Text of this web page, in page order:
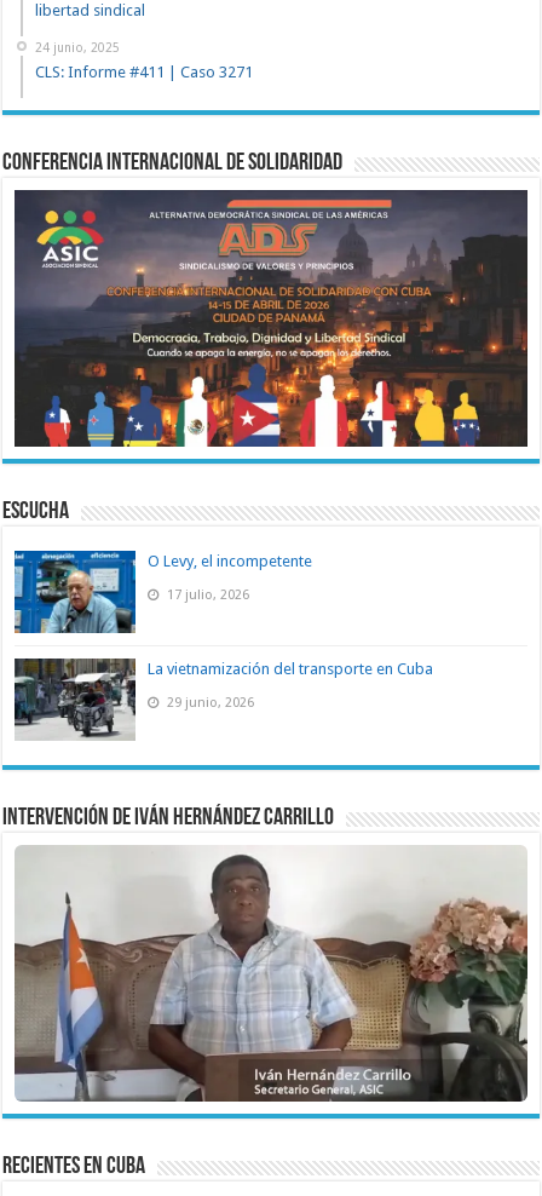
libertad sindical
24 junio, 2025
CLS: Informe #411 | Caso 3271
Conferencia Internacional de Solidaridad
ESCUCHA
O Levy, el incompetente
17 julio, 2026
La vietnamización del transporte en Cuba
29 junio, 2026
Intervención de Iván Hernández Carrillo
recientes en cuba